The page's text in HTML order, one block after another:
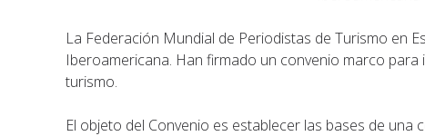
La Federación Mundial de Periodistas de Turismo en
Iberoamericana. Han firmado un convenio marco
turismo.
El objeto del Convenio es establecer las bases de